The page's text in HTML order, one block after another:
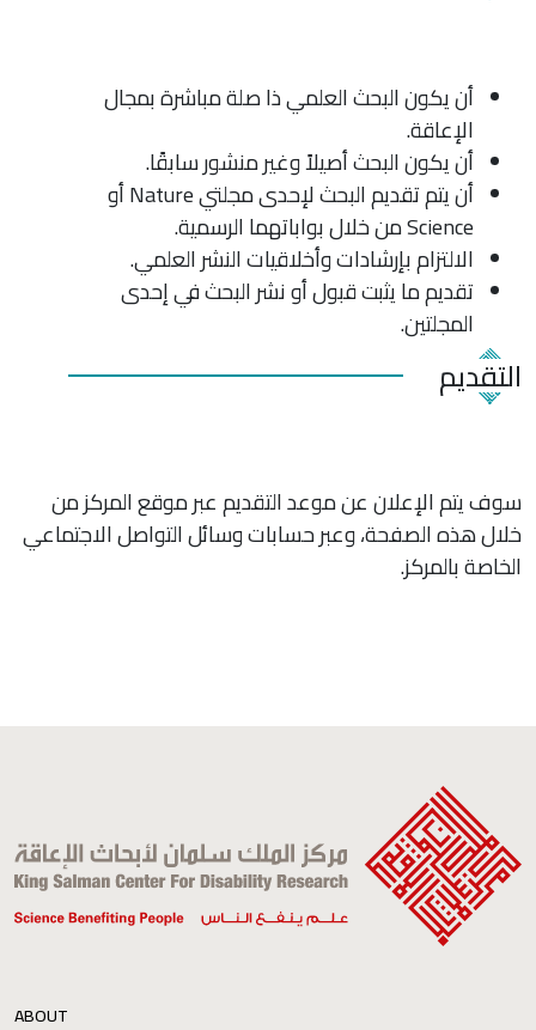
أن يكون البحث العلمي ذا صلة مباشرة بمجال
الإعاقة.
أن يكون البحث أصيلاً وغير منشور سابقًا.
أن يتم تقديم البحث لإحدى مجلتي Nature أو
Science من خلال بواباتهما الرسمية.
الالتزام بإرشادات وأخلاقيات النشر العلمي.
تقديم ما يثبت قبول أو نشر البحث في إحدى
المجلتين.
التقديم
سوف يتم الإعلان عن موعد التقديم عبر موقع المركز من
خلال هذه الصفحة، وعبر حسابات وسائل التواصل الاجتماعي
الخاصة بالمركز.
ABOUT